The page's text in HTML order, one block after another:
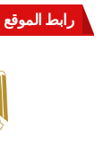
رابط الموقع